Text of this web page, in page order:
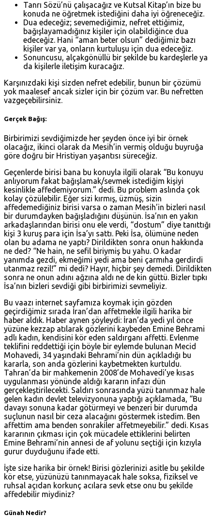
Tanrı Sözü’nü çalışacağız ve Kutsal Kitap’ın bize bu
konuda ne öğretmek istediğini daha iyi öğreneceğiz.
Dua edeceğiz; sevemediğimiz, nefret ettiğimiz,
bağışlayamadığınız kişiler için olabildiğince dua
edeceğiz. Hani “aman beter olsun” dediğimiz bazı
kişiler var ya, onların kurtuluşu için dua edeceğiz.
Sonuncusu, alçakgönüllü bir şekilde bu kardeşlerle ya
da kişilerle iletişim kuracağız.
Karşınızdaki kişi sizden nefret edebilir, bunun bir çözümü
yok maalesef ancak sizler için bir çözüm var. Bu nefretten
vazgeçebilirsiniz.
Gerçek Bağış:
Birbirimizi sevdiğimizde her şeyden önce iyi bir örnek
olacağız, ikinci olarak da Mesih’in vermiş olduğu buyruğa
göre doğru bir Hristiyan yaşantısı süreceğiz.
Geçenlerde birisi bana bu konuyla ilgili olarak “Bu konuyu
anlıyorum fakat bağışlamak/sevmek istediğim kişiyi
kesinlikle affedemiyorum.” dedi. Bu problem aslında çok
kolay çözülebilir. Eğer sizi kırmış, üzmüş, sizin
affedemediğiniz birisi varsa o zaman Mesih’in bizleri nasıl
bir durumdayken bağışladığını düşünün. İsa’nın en yakın
arkadaşlarından birisi onu ele verdi, “dostum” diye tanıttığı
kişi 3 kuruş para için İsa’yı sattı. Peki İsa, ölümüne neden
olan bu adama ne yaptı? Dirildikten sonra onun hakkında
ne ded? “Ne hain, ne sefil biriymiş bu yahu. O kadar
yanımda gezdi, ekmeğimi yedi ama beni çarmıha gerdirdi
utanmaz rezil!” mi dedi? Hayır, hiçbir şey demedi. Dirildikten
sonra ne onun adını ağzına aldı ne de kin güttü. Bizler tıpkı
İsa’nın bizleri sevdiği gibi birbirimizi sevmeliyiz.
Bu vaazı internet sayfamıza koymak için gözden
geçirdiğimiz sırada İran’dan affetmekle ilgili harika bir
haber aldık. Haber aynen şöyleydi: İran’da yedi yıl önce
yüzüne kezzap atılarak gözlerini kaybeden Emine Behrami
adlı kadın, kendisini kör eden saldırganı affetti. Evlenme
teklifini reddettiği için böyle bir eylemde bulunan Mecid
Mohavedi, 34 yaşındaki Behrami’nin dün açıkladığı bu
kararla, son anda gözlerini kaybetmekten kurtuldu.
Tahran’da bir mahkemenin 2008’de Mohavedi’ye kısas
uygulanması yönünde aldığı kararın infazı dün
gerçekleştirilecekti. Saldırı sonrasında yüzü tanınmaz hale
gelen kadın devlet televizyonuna yaptığı açıklamada, “Bu
davayı sonuna kadar götürmeyi ve benzeri bir durumda
suçlunun nasıl bir ceza alacağını göstermek istedim. Ben
affettim ama benden sonrakiler affetmeyebilir.” dedi. Kısas
kararının çıkması için çok mücadele ettiklerini belirten
Emine Behrami’nin annesi de af yolunu seçtiği için kızıyla
gurur duyduğunu ifade etti.
İşte size harika bir örnek! Birisi gözlerinizi asitle bu şekilde
kör etse, yüzünüzü tanınmayacak hale soksa, fiziksel ve
ruhsal açıdan korkunç acılara sevk etse onu bu şekilde
affedebilir miydiniz?
Günah Nedir?